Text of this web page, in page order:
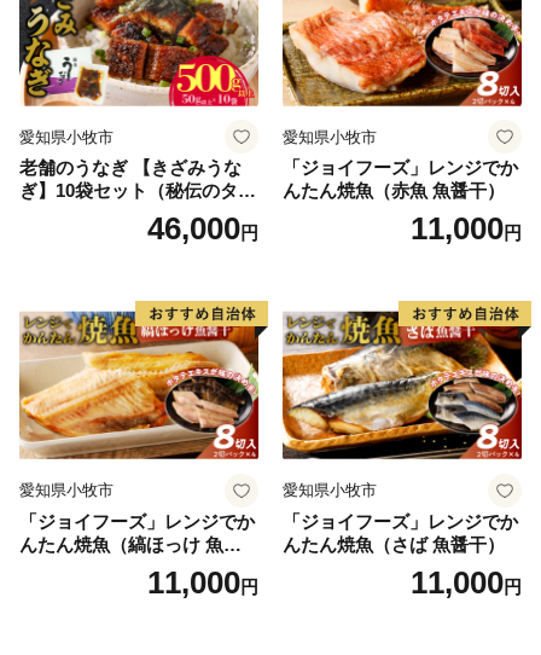
愛知県小牧市
老舗のうなぎ 【きざみうな
ぎ】10袋セット（秘伝のタレ
46,000円
愛知県小牧市
「ジョイフーズ」レンジでか
んたん焼魚（赤魚 魚醤干）
11,000円
愛知県小牧市
「ジョイフーズ」レンジでか
んたん焼魚（縞ほっけ 魚醤
11,000円
愛知県小牧市
「ジョイフーズ」レンジでか
んたん焼魚（さば 魚醤干）
11,000円